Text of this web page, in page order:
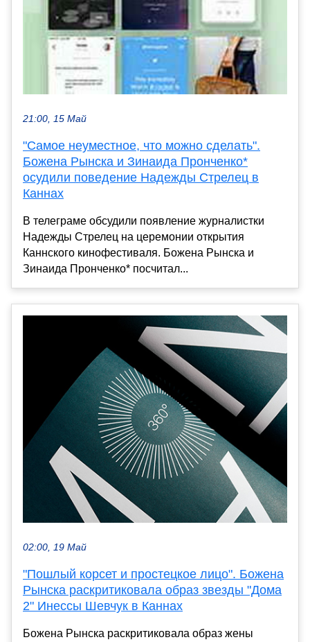
21:00, 15 Май
"Самое неуместное, что можно сделать".
Божена Рынска и Зинаида Пронченко*
осудили поведение Надежды Стрелец в
Каннах
В телеграме обсудили появление журналистки
Надежды Стрелец на церемонии открытия
Каннского кинофестиваля. Божена Рынска и
Зинаида Пронченко* посчитал...
02:00, 19 Май
"Пошлый корсет и простецкое лицо". Божена
Рынска раскритиковала образ звезды "Дома
2" Инессы Шевчук в Каннах
Божена Рынска раскритиковала образ жены